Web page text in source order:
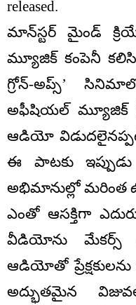
released.
మాన్‌స్టర్ మైండ్
మ్యూజిక్ కంపెనీ
గ్రోన్-అప్స్’
అఫీషియల్
ఆడియో
ఈ పాటకు
అభిమానుల్లో మరింత
ఎంతో ఆసక్తిగా
వీడియోను మేకర్స్
ఆడియోతో ప్రేక్షకులను
అద్భుతమైన